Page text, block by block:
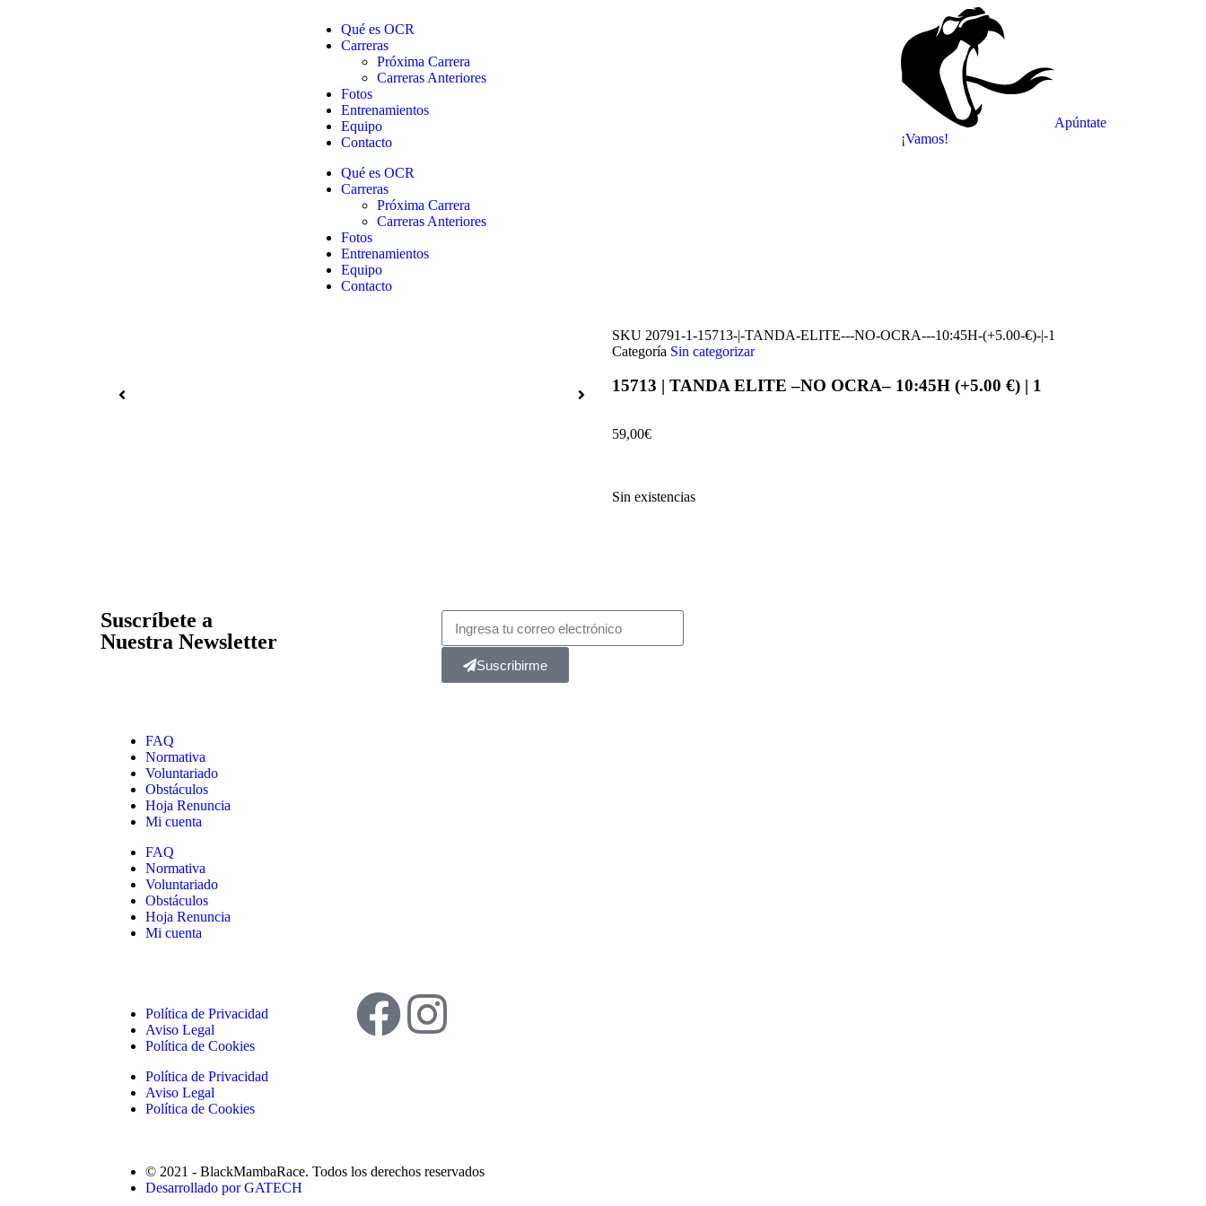
Qué es OCR
Carreras
Próxima Carrera
Carreras Anteriores
Fotos
Entrenamientos
Equipo
Contacto
Qué es OCR
Carreras
Próxima Carrera
Carreras Anteriores
Fotos
Entrenamientos
Equipo
Contacto
Apúntate
¡Vamos!
SKU 20791-1-15713-|-TANDA-ELITE---NO-OCRA---10:45H-(+5.00-€)-|-1
Categoría Sin categorizar
15713 | TANDA ELITE –NO OCRA– 10:45H (+5.00 €) | 1
59,00€
Sin existencias
Suscríbete a
Nuestra Newsletter
Suscribirme
FAQ
Normativa
Voluntariado
Obstáculos
Hoja Renuncia
Mi cuenta
FAQ
Normativa
Voluntariado
Obstáculos
Hoja Renuncia
Mi cuenta
Política de Privacidad
Aviso Legal
Política de Cookies
Política de Privacidad
Aviso Legal
Política de Cookies
© 2021 - BlackMambaRace. Todos los derechos reservados
Desarrollado por GATECH